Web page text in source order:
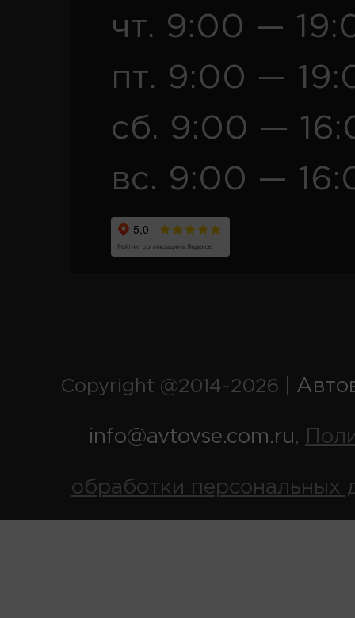
чт. 9:00 —
пт. 9:00 —
сб. 9:00 —
вс. 9:00 —
Copyright @2014-2026 |
info@avtovse.com.ru,
обработки персональных